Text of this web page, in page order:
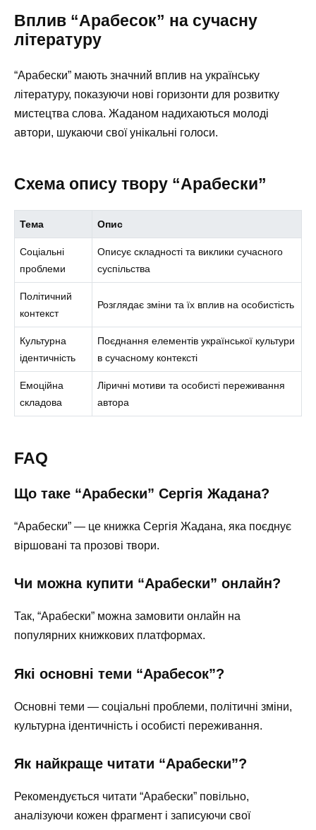
Вплив “Арабесок” на сучасну
літературу
“Арабески” мають значний вплив на українську
літературу, показуючи нові горизонти для розвитку
мистецтва слова. Жаданом надихаються молоді
автори, шукаючи свої унікальні голоси.
Схема опису твору “Арабески”
Тема Опис
Соціальні
проблеми
Описує складності та виклики сучасного
суспільства
Політичний
контекст
Розглядає зміни та їх вплив на особистість
Культурна
ідентичність
Поєднання елементів української культури
в сучасному контексті
Емоційна
складова
Ліричні мотиви та особисті переживання
автора
FAQ
Що таке “Арабески” Сергія Жадана?
“Арабески” — це книжка Сергія Жадана, яка поєднує
віршовані та прозові твори.
Чи можна купити “Арабески” онлайн?
Так, “Арабески” можна замовити онлайн на
популярних книжкових платформах.
Які основні теми “Арабесок”?
Основні теми — соціальні проблеми, політичні зміни,
культурна ідентичність і особисті переживання.
Як найкраще читати “Арабески”?
Рекомендується читати “Арабески” повільно,
аналізуючи кожен фрагмент і записуючи свої